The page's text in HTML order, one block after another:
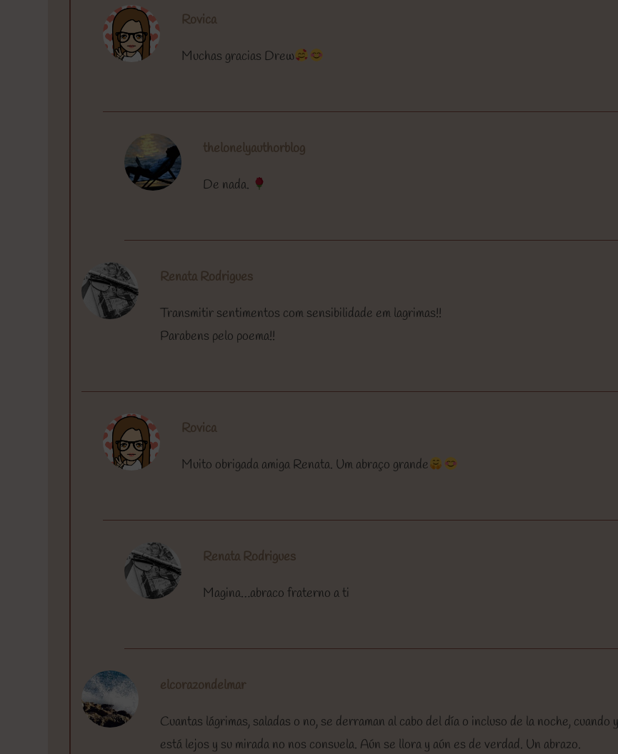
Rovica
Muchas gracias Drew
thelonelyauthorblog
De nada.
Renata Rodrigues
Transmitir sentimentos com sensibilidade em lagrimas!!
Parabens pelo poema!!
Rovica
Muito obrigada amiga Renata. Um abraço grande
Renata Rodrigues
Magina…abraco fraterno a ti
elcorazondelmar
Cuantas lágrimas, saladas o no, se derraman al cabo del día o incluso de la noche, cuando
está lejos y su mirada no nos consuela. Aún se llora y aún es de verdad. Un abrazo.